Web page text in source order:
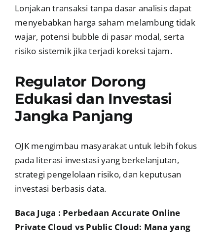
Lonjakan transaksi tanpa dasar analisis dapat
menyebabkan harga saham melambung tidak
wajar, potensi bubble di pasar modal, serta
risiko sistemik jika terjadi koreksi tajam.
Regulator Dorong
Edukasi dan Investasi
Jangka Panjang
OJK mengimbau masyarakat untuk lebih fokus
pada literasi investasi yang berkelanjutan,
strategi pengelolaan risiko, dan keputusan
investasi berbasis data.
Baca Juga : Perbedaan Accurate Online
Private Cloud vs Public Cloud: Mana yang